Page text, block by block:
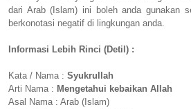
dari Arab (Islam) ini boleh anda gunakan
berkonotasi negatif di lingkungan anda.
Informasi Lebih Rinci (Detil) :
Kata / Nama : Syukrullah
Arti Nama : Mengetahui kebaikan Allah
Asal Nama : Arab (Islam)